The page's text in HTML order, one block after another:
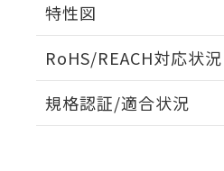
特性図
RoHS/REACH対応状況
EU RoHS 注意事項・凡例
規格認証/適合状況